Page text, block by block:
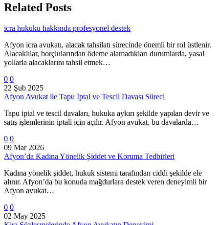
Related Posts
icra hukuku hakkında profesyonel destek
Afyon icra avukatı, alacak tahsilatı sürecinde önemli bir rol üstlenir.
Alacaklılar, borçlularından ödeme alamadıkları durumlarda, yasal
yollarla alacaklarını tahsil etmek…
0 0
22 Şub 2025
Afyon Avukat ile Tapu İptal ve Tescil Davası Süreci
Tapu iptal ve tescil davaları, hukuka aykırı şekilde yapılan devir ve
satış işlemlerinin iptali için açılır. Afyon avukat, bu davalarda…
0 0
09 Mar 2026
Afyon’da Kadına Yönelik Şiddet ve Koruma Tedbirleri
Kadına yönelik şiddet, hukuk sistemi tarafından ciddi şekilde ele
alınır. Afyon’da bu konuda mağdurlara destek veren deneyimli bir
Afyon avukat…
0 0
02 May 2025